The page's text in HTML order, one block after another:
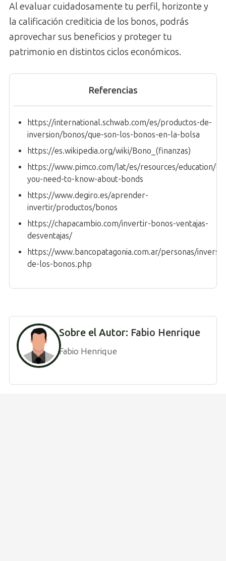
Al evaluar cuidadosamente tu perfil, horizonte y
la calificación crediticia de los bonos, podrás
aprovechar sus beneficios y proteger tu
patrimonio en distintos ciclos económicos.
Referencias
https://international.schwab.com/es/productos-de-
inversion/bonos/que-son-los-bonos-en-la-bolsa
https://es.wikipedia.org/wiki/Bono_(finanzas)
https://www.pimco.com/lat/es/resources/education/
you-need-to-know-about-bonds
https://www.degiro.es/aprender-
invertir/productos/bonos
https://chapacambio.com/invertir-bonos-ventajas-
desventajas/
https://www.bancopatagonia.com.ar/personas/
de-los-bonos.php
Sobre el Autor: Fabio Henrique
Fabio Henrique